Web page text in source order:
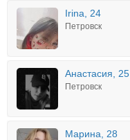
Irina, 24
Петровск
Анастасия, 25
Петровск
Марина, 28